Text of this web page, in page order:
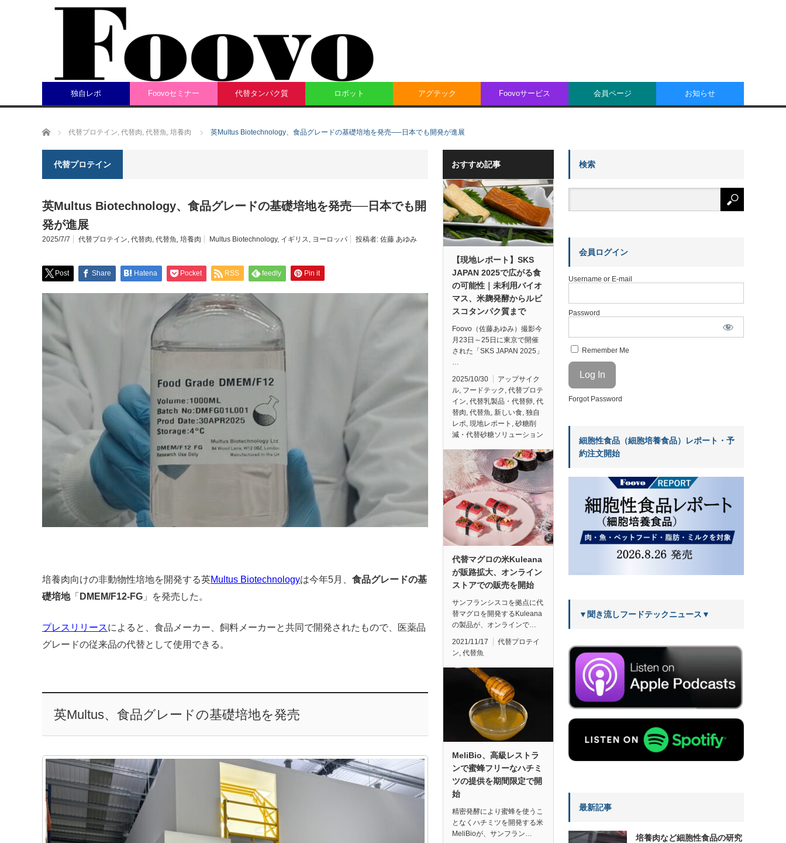
独自レポ Foovoセミナー 代替タンパク質 ロボット アグテック Foovoサービス 会員ページ お知らせ
ホーム 代替プロテイン, 代替肉, 代替魚, 培養肉 英Multus Biotechnology、食品グレードの基礎培地を発売──日本でも開発が進展
代替プロテイン
英Multus Biotechnology、食品グレードの基礎培地を発売──日本でも開
発が進展
2025/7/7 代替プロテイン, 代替肉, 代替魚, 培養肉 Multus Biotechnology, イギリス, ヨーロッパ 投稿者: 佐藤 あゆみ
Post Share Hatena Pocket RSS feedly Pin it
培養肉向けの非動物性培地を開発する英Multus Biotechnologyは今年5月、 食品グレードの基
礎培地「 DMEM/F12-FG 」を発売した。
プレスリリースによると、食品メーカー、飼料メーカーと共同で開発されたもので、医薬品
グレードの従来品の代替として使用できる。
英Multus、食品グレードの基礎培地を発売
おすすめ記事
【現地レポート】SKS
JAPAN 2025で広がる食
の可能性｜未利用バイオ
マス、米麹発酵からルビ
スコタンパク質まで
Foovo（佐藤あゆみ）撮影今
月23日～25日に東京で開催
された「SKS JAPAN 2025」
…
2025/10/30
アップサイク
ル, フードテック , 代替プロテ
イン, 代替乳製品・代替卵, 代
替肉, 代替魚, 新しい食, 独自
レポ, 現地レポート , 砂糖削
減・代替砂糖ソリューション
代替マグロの米Kuleana
が販路拡大、オンライン
ストアでの販売を開始
サンフランシスコを拠点に代
替マグロを開発するKuleana
の製品が、オンラインで…
2021/11/17
代替プロテイ
ン, 代替魚
MeliBio、高級レストラ
ンで蜜蜂フリーなハチミ
ツの提供を期間限定で開
始
精密発酵により蜜蜂を使うこ
となくハチミツを開発する米
MeliBioが、サンフラン…
検索
会員ログイン
Username or E-mail
Password
Remember Me
Forgot Password
細胞性食品（細胞培養食品）レポート・予
約注文開始
▼聞き流しフードテックニュース▼
最新記事
培養肉など細胞性食品の研究